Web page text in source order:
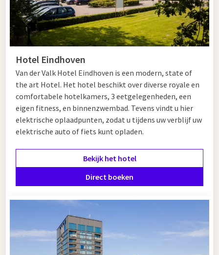
Helmond met een bezoek aan het prachtige Kasteel
Helmond, een middeleeuws kasteel dat nu een museum is.
Vervolgens kunt u heerlijk wandelen door de omliggende
kasteeltuin of een bezoek brengen aan Kunsthal Helmond
Vanuit Helmond is het slechts een korte rit naar Eindhoven,
de stad van innovatie en design. Een bezoek aan het Philips
Museum geeft u inzicht in de rijke geschiedenis van deze
technologische pionier. Strijp-S, de creatieve hotspot van
Eindhoven, is de ideale plek om kunstgalerijen, unieke
boetieks en hippe cafés te verkennen.
Voor een vleugje natuur kunt u een wandeling maken door het
Genneper Parken-gebied in Eindhoven, waar u kunt
diner in een van de uitstekende restaurants en kom tot rust in
Hotel in de buurt van Helmond
Wanneer u wilt verblijven in een hotel in de buurt van
Hotel Eindhoven
Van der Valk Hotel Eindhoven is een modern, state of
the art Hotel. Het hotel beschikt over diverse royale en
comfortabele hotelkamers, 3 eetgelegenheden, een
eigen fitness, en binnenzwembad. Tevens vindt u hier
elektrische oplaadpunten, zodat u tijdens uw verblijf uw
elektrische auto of fiets kunt opladen.
Bekijk het hotel
Direct boeken